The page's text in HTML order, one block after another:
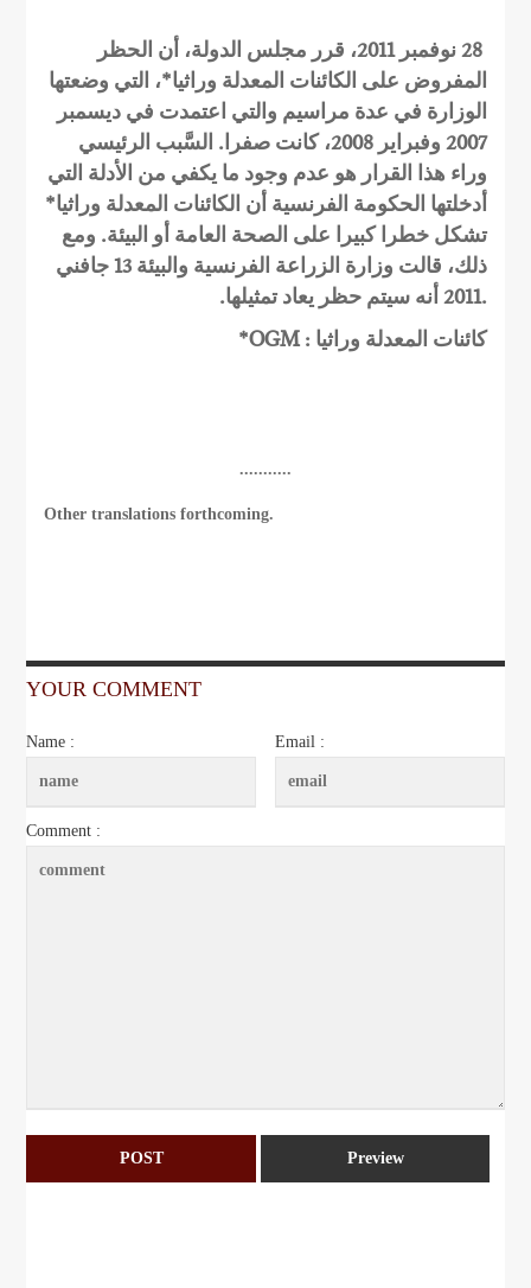
28 نوفمبر 2011، قرر مجلس الدولة، أن الحظر
المفروض على الكائنات المعدلة وراثيا*، التي وضعتها
الوزارة في عدة مراسيم والتي اعتمدت في ديسمبر
2007 وفبراير 2008، كانت صفرا. السَّبب الرئيسي
وراء هذا القرار هو عدم وجود ما يكفي من الأدلة التي
أدخلتها الحكومة الفرنسية أن الكائنات المعدلة وراثيا*
تشكل خطرا كبيرا على الصحة العامة أو البيئة. ومع
ذلك، قالت وزارة الزراعة الفرنسية والبيئة 13 جافني
2011 أنه سيتم حظر يعاد تمثيلها..
*OGM : كائنات المعدلة وراثيا
...........
Other translations forthcoming.
YOUR COMMENT
Name : Email :
Comment :